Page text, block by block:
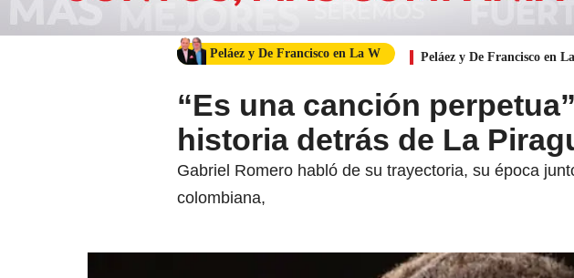
Peláez y De Francisco en La W Peláez y De Francisco en
“Es una canción
historia detrás de La
Gabriel Romero habló de su trayectoria, su época
colombiana,